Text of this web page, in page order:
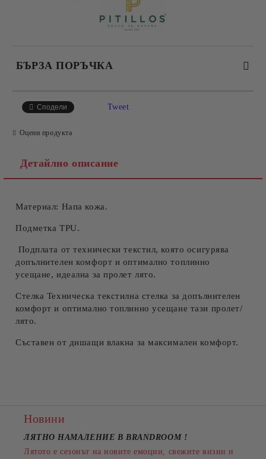
БЪРЗА ПОРЪЧКА
Съгласен съм сПолитиката за лични данни
Ние ще се свържем с вас в рамките на работния ден.
Сподели Tweet
Оцени продукта
Детайлно описание
Материал: Напа кожа.
Подметка TPU.
Подплата от технически текстил, която осигурява
допълнителен комфорт и оптимално топлинно
усещане, идеална за пролет лято.
Стелка Техническа текстилна стелка за допълнителен
комфорт и оптимално топлинно усещане тази пролет/
лято.
Съставен от дишащи влакна за максимален комфорт.
Новини
ЛЯТНО НАМАЛЕНИЕ В BRANDROOM !
Лятото е сезонът на новите емоции, свежите визии и